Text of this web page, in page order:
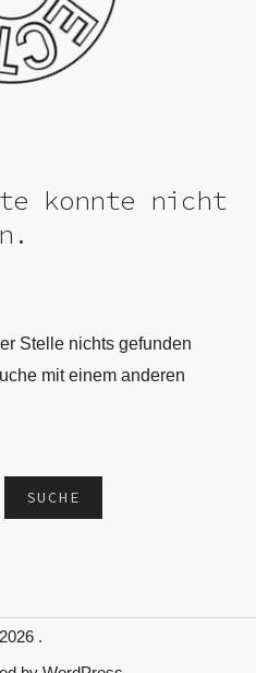
konnte nicht
Stelle nichts gefunden
mit einem anderen
.